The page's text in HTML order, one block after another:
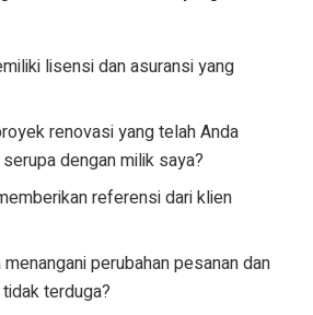
lisensi dan asuransi yang
renovasi yang telah Anda
dengan milik saya?
referensi dari klien
menangani perubahan pesanan dan
terduga?